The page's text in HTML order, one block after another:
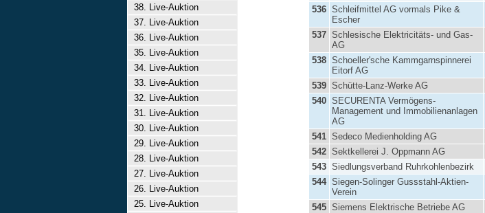
38. Live-Auktion
37. Live-Auktion
36. Live-Auktion
35. Live-Auktion
34. Live-Auktion
33. Live-Auktion
32. Live-Auktion
31. Live-Auktion
30. Live-Auktion
29. Live-Auktion
28. Live-Auktion
27. Live-Auktion
26. Live-Auktion
25. Live-Auktion
536 Schleifmittel AG vormals Pike &
Escher
537 Schlesische Elektricitäts- und Gas-
AG
538 Schoeller'sche Kammgarnspinnerei
Eitorf AG
539 Schütte-Lanz-Werke AG
540 SECURENTA Vermögens-
Management und Immobilienanlagen
AG
541 Sedeco Medienholding AG
542 Sektkellerei J. Oppmann AG
543 Siedlungsverband Ruhrkohlenbezirk
544 Siegen-Solinger Gussstahl-Aktien-
Verein
545 Siemens Elektrische Betriebe AG